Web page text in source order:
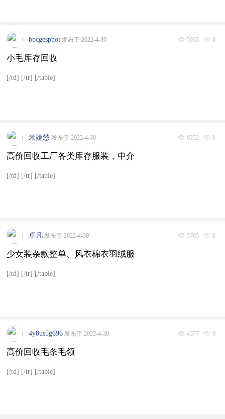
5033 0
bpcgespnot 发布于 2022-4-30
小毛库存回收
[/td] [/tr] [/table]
6252 0
米娅慈 发布于 2022-4-30
高价回收工厂各类库存服装，中介
[/td] [/tr] [/table]
5765 0
卓凡 发布于 2022-4-30
少女装杂款整单、风衣棉衣羽绒服
[/td] [/tr] [/table]
4377 0
4y8us5g696 发布于 2022-4-30
高价回收毛条毛领
[/td] [/tr] [/table]